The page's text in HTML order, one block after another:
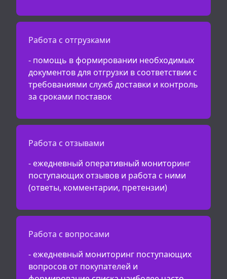
Работа с отгрузками
- помощь в формировании необходимых
документов для отгрузки в соответствии с
требованиями служб доставки и контроль
за сроками поставок
Работа с отзывами
- ежедневный оперативный мониторинг
поступающих отзывов и работа с ними
(ответы, комментарии, претензии)
Работа с вопросами
- ежедневный мониторинг поступающих
вопросов от покупателей и